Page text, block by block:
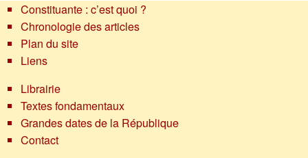
Constituante : c’est quoi ?
Chronologie des articles
Plan du site
Liens
Librairie
Textes fondamentaux
Grandes dates de la République
Contact